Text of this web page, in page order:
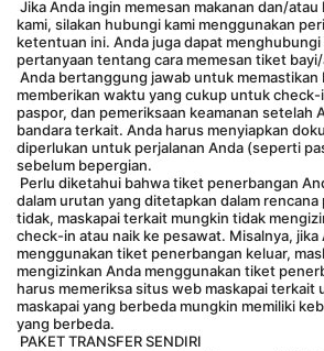
kami, silakan hubungi kami menggunakan
ketentuan ini. Anda juga dapat menghubungi
pertanyaan tentang cara memesan tiket
memberikan waktu yang cukup untuk check-
paspor, dan pemeriksaan keamanan setelah
bandara terkait. Anda harus menyiapkan
diperlukan untuk perjalanan Anda (seperti
sebelum bepergian.
dalam urutan yang ditetapkan dalam rencana
tidak, maskapai terkait mungkin tidak
check-in atau naik ke pesawat. Misalnya, jika
menggunakan tiket penerbangan keluar,
mengizinkan Anda menggunakan tiket
harus memeriksa situs web maskapai terkait
maskapai yang berbeda mungkin memiliki
yang berbeda.
PAKET TRANSFER SENDIRI